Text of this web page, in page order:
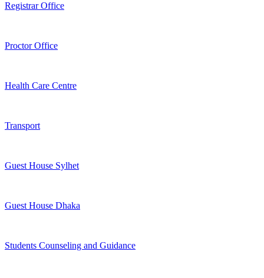
Registrar Office
Proctor Office
Health Care Centre
Transport
Guest House Sylhet
Guest House Dhaka
Students Counseling and Guidance